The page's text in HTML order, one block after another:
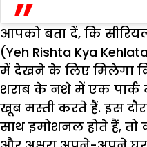
आपको बता दें, कि
(Yeh Rishta Kya
में देखने के लिए मिलेगा
शराब के नशे में एक पार्क
खूब मस्ती करते हैं. इस
साथ इमोशनल होते हैं,